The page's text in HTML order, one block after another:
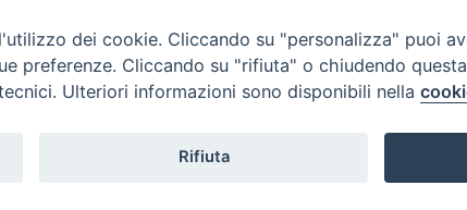
Editrice
dei cookie. Cliccando su "personalizza" puoi
preferenze. Cliccando su "rifiuta" o chiudendo
Ulteriori informazioni sono disponibili nella
Rifiuta